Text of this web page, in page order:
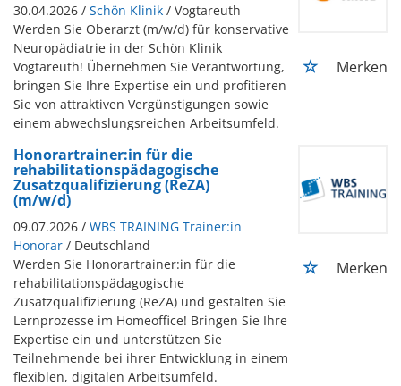
30.04.2026 / Schön Klinik / Vogtareuth
Werden Sie Oberarzt (m/w/d) für konservative
Neuropädiatrie in der Schön Klinik
Vogtareuth! Übernehmen Sie Verantwortung,
bringen Sie Ihre Expertise ein und profitieren
Sie von attraktiven Vergünstigungen sowie
einem abwechslungsreichen Arbeitsumfeld.
Merken
Honorartrainer:in für die
rehabilitationspädagogische
Zusatzqualifizierung (ReZA)
(m/w/d)
09.07.2026 / WBS TRAINING Trainer:in
Honorar / Deutschland
Werden Sie Honorartrainer:in für die
rehabilitationspädagogische
Zusatzqualifizierung (ReZA) und gestalten Sie
Lernprozesse im Homeoffice! Bringen Sie Ihre
Expertise ein und unterstützen Sie
Teilnehmende bei ihrer Entwicklung in einem
flexiblen, digitalen Arbeitsumfeld.
Merken